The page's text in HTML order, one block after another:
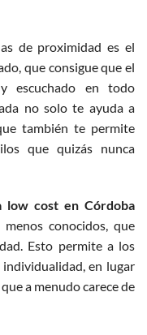
de proximidad es el
que consigue que el
escuchado en todo
no solo te ayuda a
también te permite
que quizás nunca
low cost en Córdoba
conocidos, que
Esto permite a los
en lugar
a menudo carece de